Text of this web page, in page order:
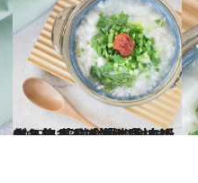
2023.6.17
キーワードは「お腹リセット」 薬膳食材で食べ過ぎ＆飲み過ぎ解消！ 身近なスーパーで揃う食材で作れます
グルメ